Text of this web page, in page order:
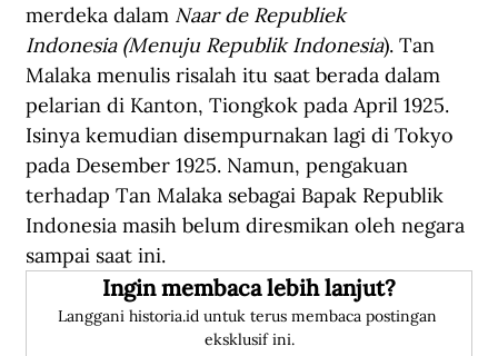
merdeka dalam Naar de Republiek
Indonesia (Menuju Republik Indonesia). Tan
Malaka menulis risalah itu saat berada dalam
pelarian di Kanton, Tiongkok pada April 1925.
Isinya kemudian disempurnakan lagi di Tokyo
pada Desember 1925. Namun, pengakuan
terhadap Tan Malaka sebagai Bapak Republik
Indonesia masih belum diresmikan oleh negara
sampai saat ini.
Ingin membaca lebih lanjut?
Langgani historia.id untuk terus membaca postingan
eksklusif ini.